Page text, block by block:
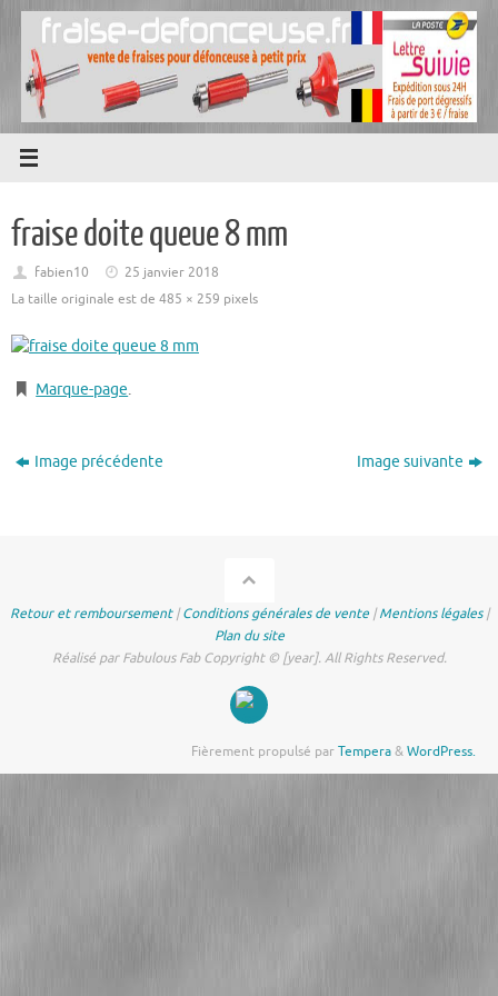
Passer
contenu
fraise doite queue 8 mm
fabien10
25 janvier 2018
La taille originale est de 485 × 259 pixels
Marque-page.
Image précédente Image suivante
Retour et remboursement|Conditions générales de vente|Mentions légales|
Plan du site
Réalisé par Fabulous Fab Copyright © [year]. All Rights Reserved.
Fièrement propulsé parTempera&WordPress.